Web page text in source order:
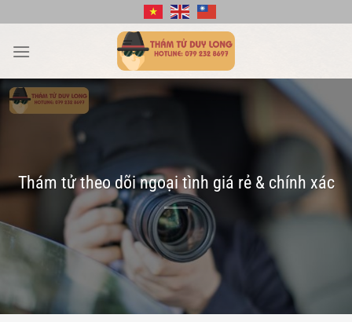
qua
nội
Thám tử theo dõi ngoại tình giá rẻ & chính xác